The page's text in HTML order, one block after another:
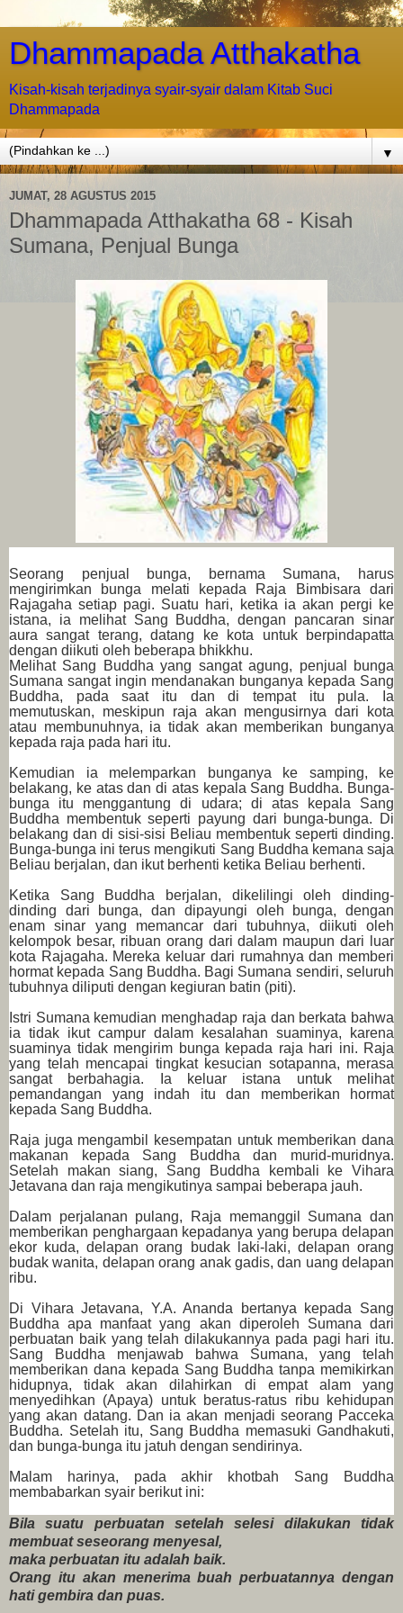
Dhammapada Atthakatha
Kisah-kisah terjadinya syair-syair dalam Kitab Suci
Dhammapada
▼
JUMAT, 28 AGUSTUS 2015
Dhammapada Atthakatha 68 - Kisah
Sumana, Penjual Bunga
Seorang penjual bunga, bernama Sumana, harus
mengirimkan bunga melati kepada Raja Bimbisara dari
Rajagaha setiap pagi. Suatu hari, ketika ia akan pergi ke
istana, ia melihat Sang Buddha, dengan pancaran sinar
aura sangat terang, datang ke kota untuk berpindapatta
dengan diikuti oleh beberapa bhikkhu.
Melihat Sang Buddha yang sangat agung, penjual bunga
Sumana sangat ingin mendanakan bunganya kepada Sang
Buddha, pada saat itu dan di tempat itu pula. Ia
memutuskan, meskipun raja akan mengusirnya dari kota
atau membunuhnya, ia tidak akan memberikan bunganya
kepada raja pada hari itu.
Kemudian ia melemparkan bunganya ke samping, ke
belakang, ke atas dan di atas kepala Sang Buddha. Bunga-
bunga itu menggantung di udara; di atas kepala Sang
Buddha membentuk seperti payung dari bunga-bunga. Di
belakang dan di sisi-sisi Beliau membentuk seperti dinding.
Bunga-bunga ini terus mengikuti Sang Buddha kemana saja
Beliau berjalan, dan ikut berhenti ketika Beliau berhenti.
Ketika Sang Buddha berjalan, dikelilingi oleh dinding-
dinding dari bunga, dan dipayungi oleh bunga, dengan
enam sinar yang memancar dari tubuhnya, diikuti oleh
kelompok besar, ribuan orang dari dalam maupun dari luar
kota Rajagaha. Mereka keluar dari rumahnya dan memberi
hormat kepada Sang Buddha. Bagi Sumana sendiri, seluruh
tubuhnya diliputi dengan kegiuran batin (piti).
Istri Sumana kemudian menghadap raja dan berkata bahwa
ia tidak ikut campur dalam kesalahan suaminya, karena
suaminya tidak mengirim bunga kepada raja hari ini. Raja
yang telah mencapai tingkat kesucian sotapanna, merasa
sangat berbahagia. Ia keluar istana untuk melihat
pemandangan yang indah itu dan memberikan hormat
kepada Sang Buddha.
Raja juga mengambil kesempatan untuk memberikan dana
makanan kepada Sang Buddha dan murid-muridnya.
Setelah makan siang, Sang Buddha kembali ke Vihara
Jetavana dan raja mengikutinya sampai beberapa jauh.
Dalam perjalanan pulang, Raja memanggil Sumana dan
memberikan penghargaan kepadanya yang berupa delapan
ekor kuda, delapan orang budak laki-laki, delapan orang
budak wanita, delapan orang anak gadis, dan uang delapan
ribu.
Di Vihara Jetavana, Y.A. Ananda bertanya kepada Sang
Buddha apa manfaat yang akan diperoleh Sumana dari
perbuatan baik yang telah dilakukannya pada pagi hari itu.
Sang Buddha menjawab bahwa Sumana, yang telah
memberikan dana kepada Sang Buddha tanpa memikirkan
hidupnya, tidak akan dilahirkan di empat alam yang
menyedihkan (Apaya) untuk beratus-ratus ribu kehidupan
yang akan datang. Dan ia akan menjadi seorang Pacceka
Buddha. Setelah itu, Sang Buddha memasuki Gandhakuti,
dan bunga-bunga itu jatuh dengan sendirinya.
Malam harinya, pada akhir khotbah Sang Buddha
membabarkan syair berikut ini:
Bila suatu perbuatan setelah selesi dilakukan tidak
membuat seseorang menyesal,
maka perbuatan itu adalah baik.
Orang itu akan menerima buah perbuatannya dengan
hati gembira dan puas.